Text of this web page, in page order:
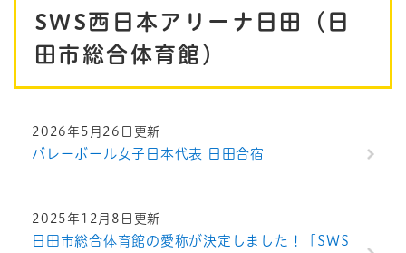
SWS西日本アリーナ日田（日
田市総合体育館）
2026年5月26日更新
バレーボール女子日本代表 日田合宿
2025年12月8日更新
日田市総合体育館の愛称が決定しました！「SWS